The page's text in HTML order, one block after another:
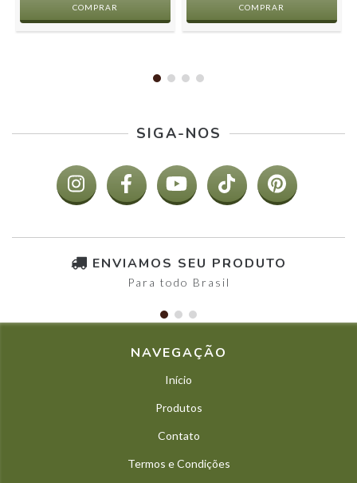
COMPRAR COMPRAR
SIGA-NOS
ENVIAMOS SEU PRODUTO
Para todo Brasil
NAVEGAÇÃO
Início
Produtos
Contato
Termos e Condições